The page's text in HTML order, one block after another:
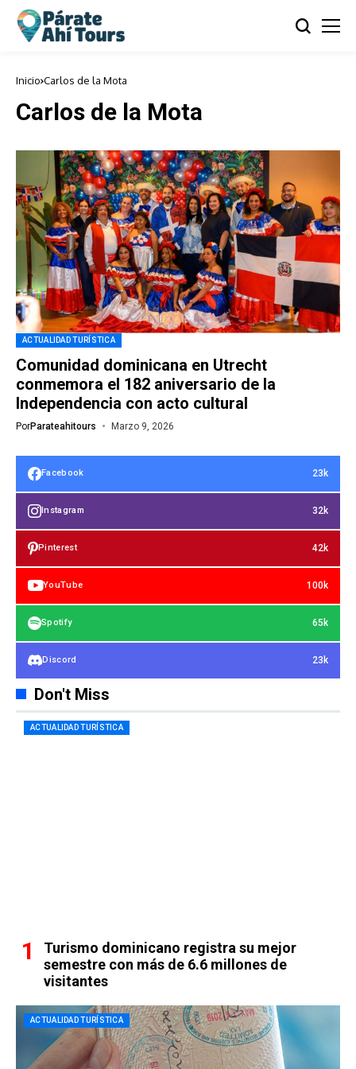
Inicio Carlos de la Mota
Carlos de la Mota
ACTUALIDAD TURÍSTICA
Comunidad dominicana en Utrecht
conmemora el 182 aniversario de la
Independencia con acto cultural
PorParateahitours Marzo 9, 2026
Facebook 23k
Instagram 32k
Pinterest 42k
YouTube 100k
Spotify 65k
Discord 23k
Don't Miss
ACTUALIDAD TURÍSTICA
Turismo dominicano registra su mejor
semestre con más de 6.6 millones de
visitantes
ACTUALIDAD TURÍSTICA